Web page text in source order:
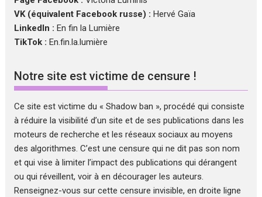
VK (équivalent Facebook russe) : Hervé Gaïa
LinkedIn : En fin la Lumière
TikTok : En.fin.la.lumière
Notre site est victime de censure !
Ce site est victime du « Shadow ban », procédé qui consiste
à réduire la visibilité d’un site et de ses publications dans les
moteurs de recherche et les réseaux sociaux au moyens
des algorithmes. C’est une censure qui ne dit pas son nom
et qui vise à limiter l’impact des publications qui dérangent
ou qui réveillent, voir à en décourager les auteurs.
Renseignez-vous sur cette censure invisible, en droite ligne